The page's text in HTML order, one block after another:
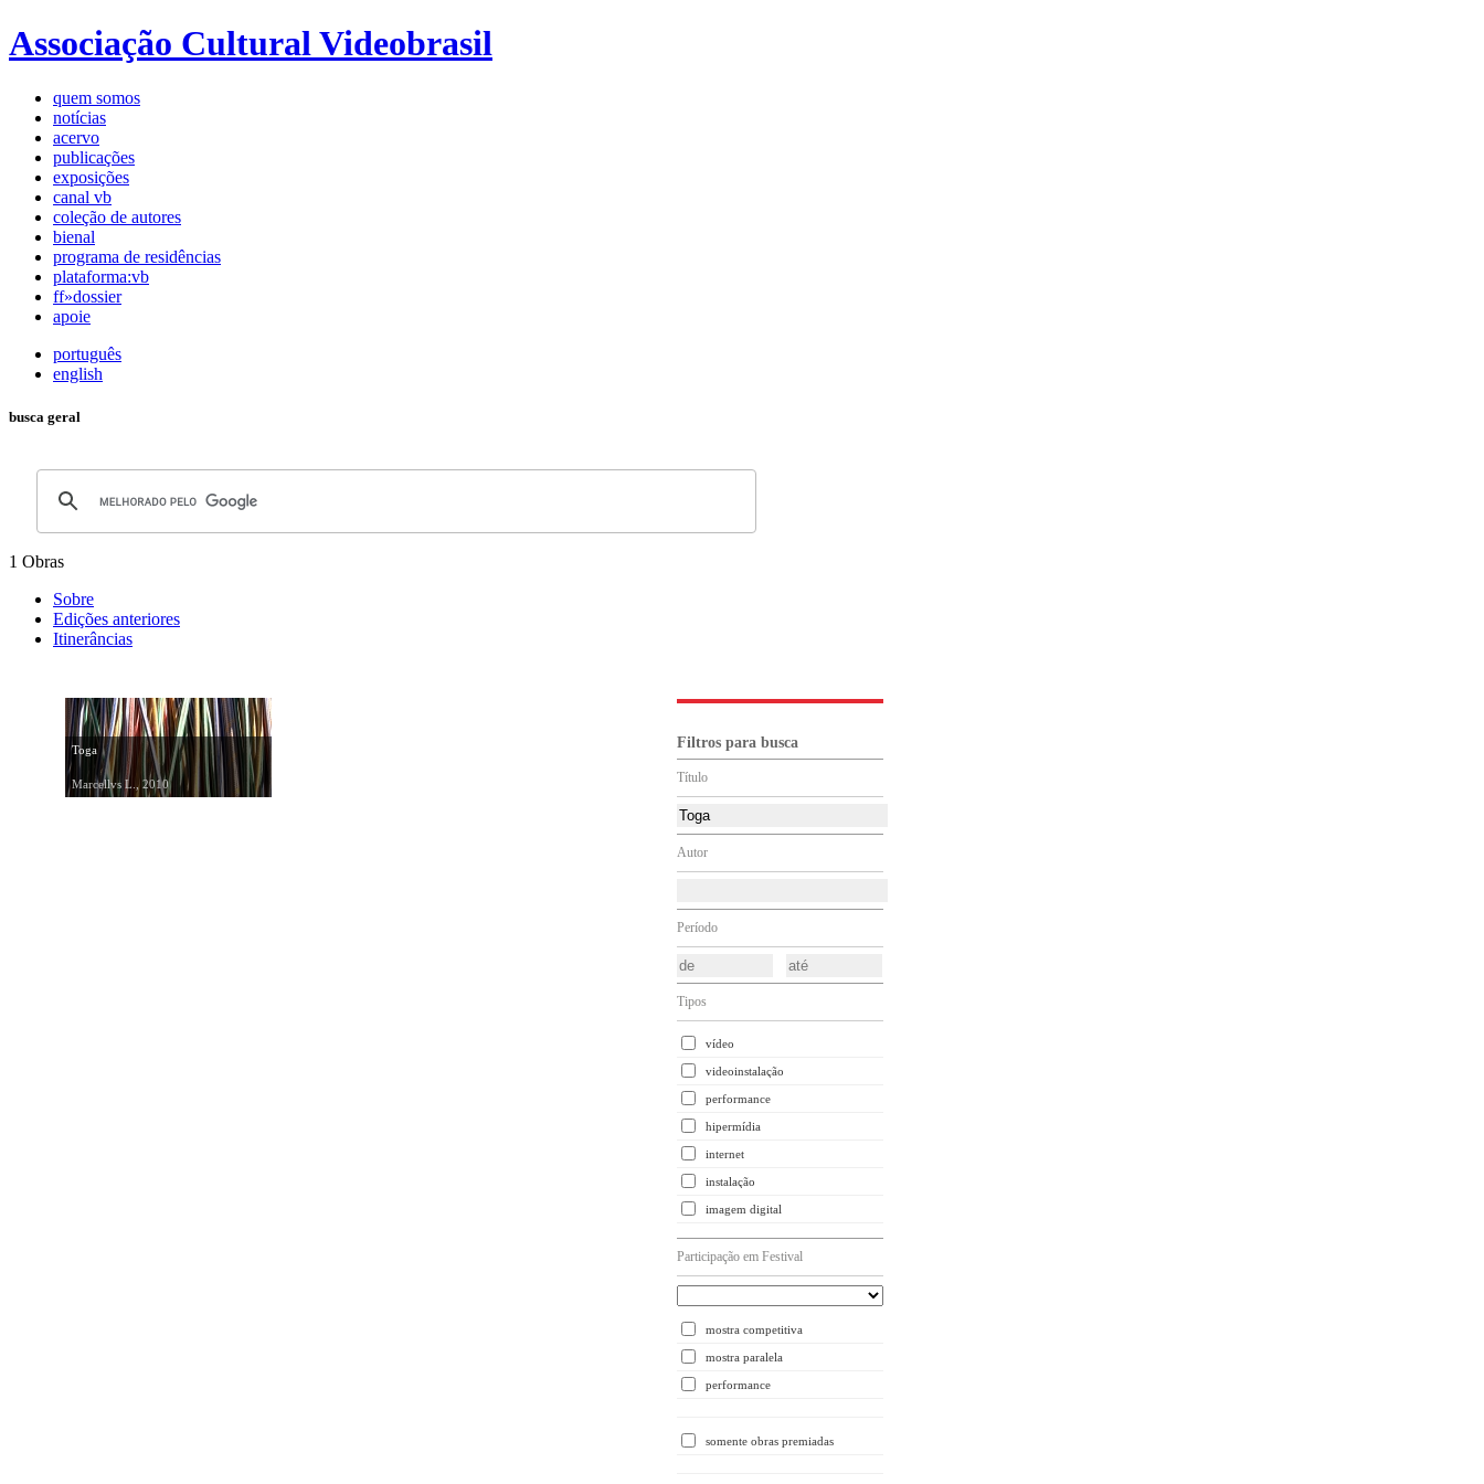
Associação Cultural Videobrasil
quem somos
notícias
acervo
publicações
exposições
canal vb
coleção de autores
bienal
programa de residências
plataforma:vb
ff»dossier
apoie
português
english
busca geral
1 Obras
Sobre
Edições anteriores
Itinerâncias
Toga
Marcellvs L., 2010
Filtros para busca
Título
Autor
Período
Tipos
vídeo
videoinstalação
performance
hipermídia
internet
instalação
imagem digital
Participação em Festival
mostra competitiva
mostra paralela
performance
somente obras premiadas